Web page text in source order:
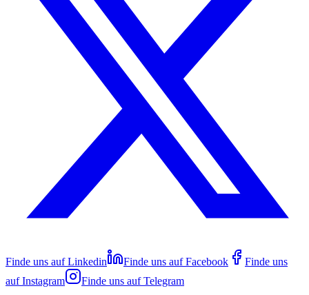
Finde uns auf Linkedin Finde uns auf Facebook
Finde uns
auf Instagram Finde uns auf Telegram